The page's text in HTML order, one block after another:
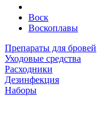
Воск
Воскоплавы
Препараты для бровей
Уходовые средства
Расходники
Дезинфекция
Наборы